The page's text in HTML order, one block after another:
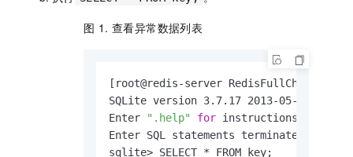
图 1. 查看异常数据列表
[root@redis-server RedisFullCheck]
SQLite version 3.7.17 2013-05-20
Enter
".help" for instructions
Enter SQL statements terminated with
sqlite> SELECT * FROM key;